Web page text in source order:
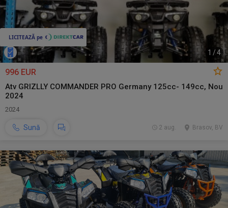
1 /4
996 EUR
Atv GRIZLLY COMMANDER PRO Germany 125cc- 149cc, Nou
2024
2024
Sună Brasov, BV
2 aug.